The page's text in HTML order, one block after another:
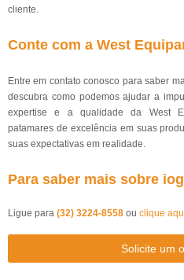
cliente.
Conte com a West
Entre em contato conosco para saber
descubra como podemos ajudar a
expertise e a qualidade da West
patamares de excelência em suas
suas expectativas em realidade.
Para saber mais sobre
Ligue para (32) 3224-8558 ou clique
Solicite um